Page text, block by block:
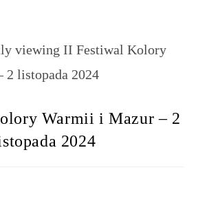
Warmii i Mazur – 2
2024